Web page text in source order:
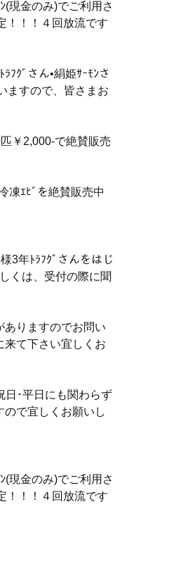
(現金のみ)でご利用さ
！！！４回放流です
ﾌｸﾞさん•絹姫ｻｰﾓﾝさ
ますので、皆さまお
￥2,000-で絶賛販売
凍ｴﾋﾞを絶賛販売中
3年ﾄﾗﾌｸﾞさんをはじ
くは、受付の際に聞
ありますのでお問い
来て下さい宜しくお
日･平日にも関わらず
ので宜しくお願いし
(現金のみ)でご利用さ
！！！４回放流です